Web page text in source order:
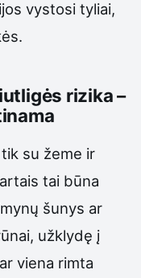
vystosi tyliai,
rizika –
su žeme ir
tai būna
šunys ar
užklydę į
viena rimta